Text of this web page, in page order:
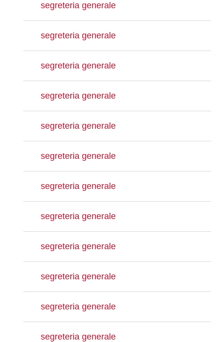
segreteria generale
segreteria generale
segreteria generale
segreteria generale
segreteria generale
segreteria generale
segreteria generale
segreteria generale
segreteria generale
segreteria generale
segreteria generale
segreteria generale